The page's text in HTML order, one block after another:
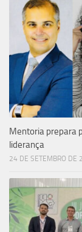
Mentoria prepara
liderança
24 DE SETEMBRO DE